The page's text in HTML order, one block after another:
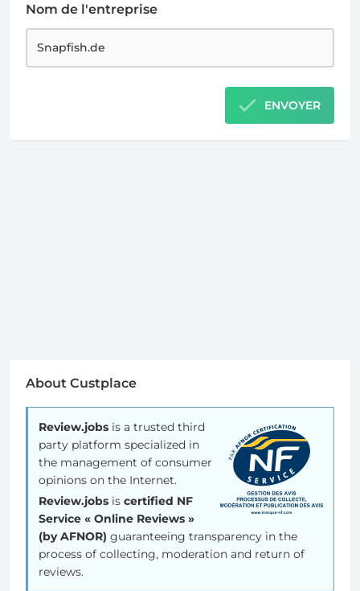
Nom de l'entreprise
ENVOYER
About Custplace
Review.jobs is a trusted third
party platform specialized in
the management of consumer
opinions on the Internet.
Review.jobs is certified NF
Service « Online Reviews »
(by AFNOR) guaranteeing transparency in the
process of collecting, moderation and return of
reviews.